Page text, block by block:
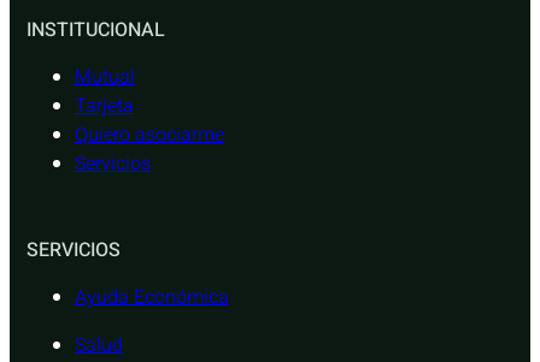
INSTITUCIONAL
Mutual
Tarjeta
Quiero asociarme
Servicios
SERVICIOS
Ayuda Económica
Salud